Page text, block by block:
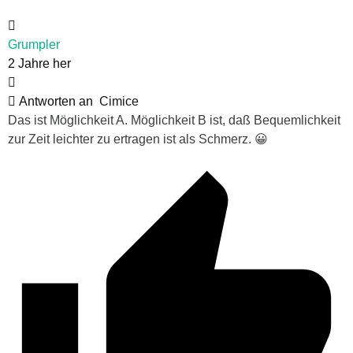
Grumpler
2 Jahre her
Antworten an Cimice
Das ist Möglichkeit A. Möglichkeit B ist, daß Bequemlichkeit
zur Zeit leichter zu ertragen ist als Schmerz. 😀